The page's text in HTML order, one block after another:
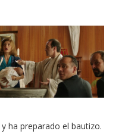
ha preparado el bautizo.